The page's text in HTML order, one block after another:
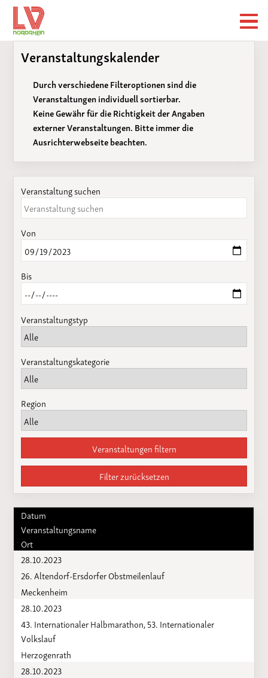
Veranstaltungskalender
Durch verschiedene Filteroptionen sind die
Veranstaltungen individuell sortierbar.
Keine Gewähr für die Richtigkeit der Angaben
externer Veranstaltungen. Bitte immer die
Ausrichterwebseite beachten.
Veranstaltung suchen
Von
Bis
Veranstaltungstyp
Veranstaltungskategorie
Region
Veranstaltungen filtern
Filter zurücksetzen
Datum
Veranstaltungsname
Ort
28.10.2023
26. Altendorf-Ersdorfer Obstmeilenlauf
Meckenheim
28.10.2023
43. Internationaler Halbmarathon, 53. Internationaler
Volkslauf
Herzogenrath
28.10.2023